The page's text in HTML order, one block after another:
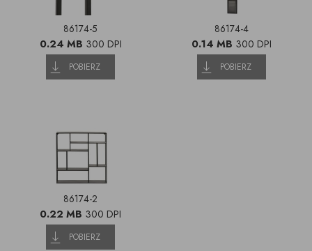
86174-5
0.24 MB 300 DPI
POBIERZ
86174-4
0.14 MB 300 DPI
POBIERZ
86174-2
0.22 MB 300 DPI
POBIERZ